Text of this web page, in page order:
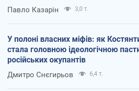
Павло Казарін 3,0 т.
У полоні власних міфів: як
стала головною ідеологічною
російських окупантів
Дмитро Снєгирьов 6,4 т.